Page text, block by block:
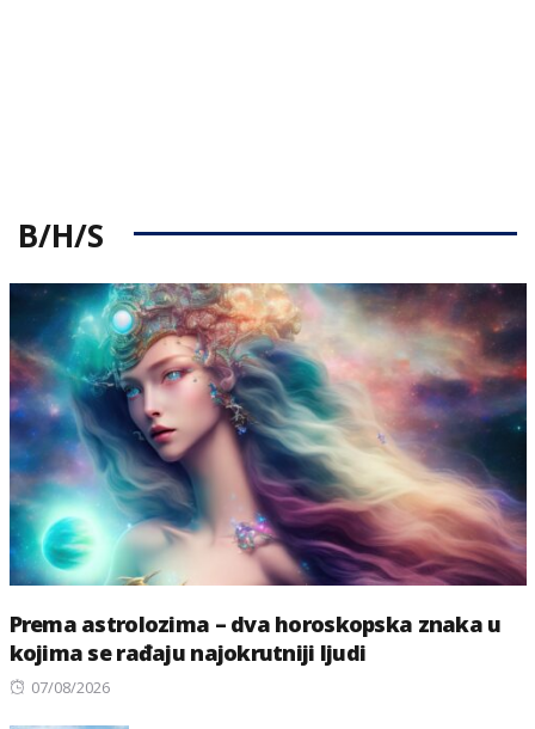
B/H/S
Prema astrolozima – dva horoskopska znaka u
kojima se rađaju najokrutniji ljudi
Posted
07/08/2026